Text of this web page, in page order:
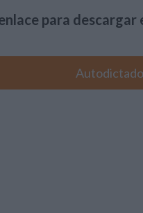
para descargar